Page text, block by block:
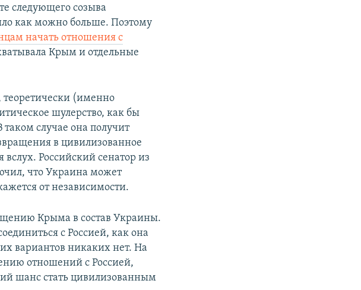
следующего созыва
как можно больше. Поэтому
начать отношения с
Крым и отдельные
(именно
шулерство, как бы
случае она получит
в цивилизованное
вслух. Российский сенатор из
что Украина может
от независимости.
Крыма в состав Украины.
с Россией, как она
вариантов никаких нет. На
отношений с Россией,
шанс стать цивилизованным